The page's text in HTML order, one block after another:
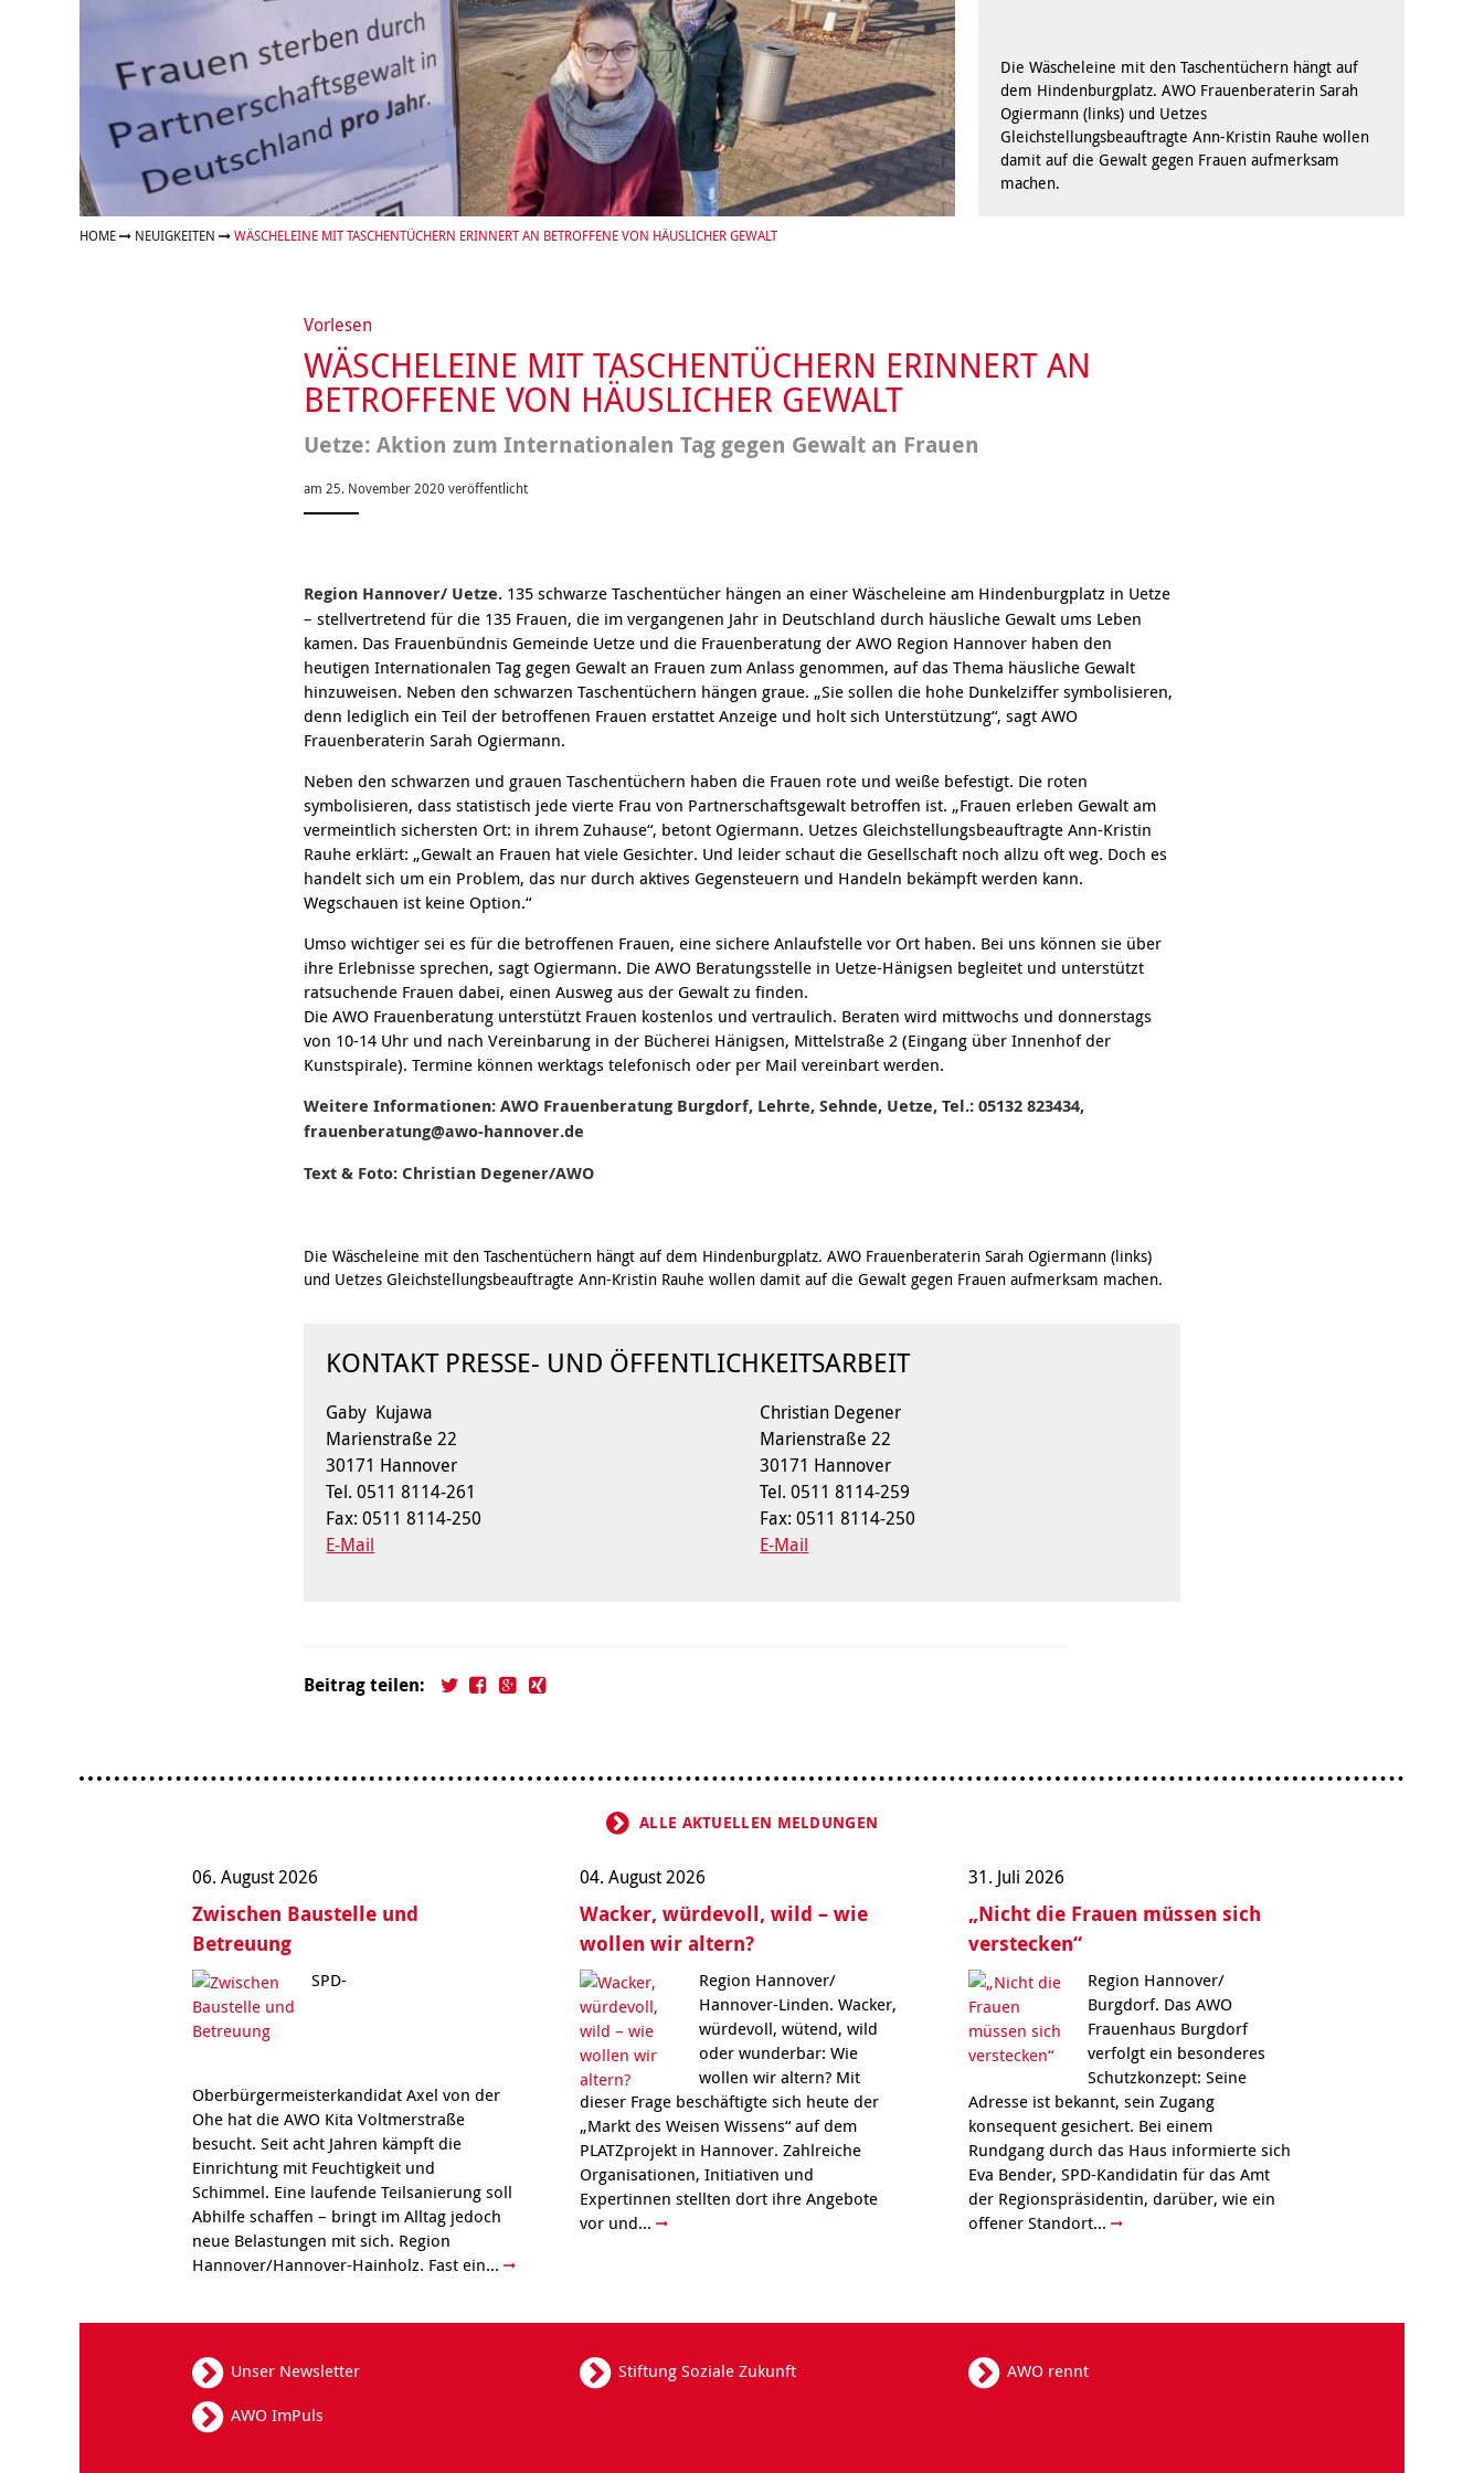
Geschäftsbericht
Schule
Freizeiten
Gesundheit & Sport
Rat & Hilfe
Unser Jugendverband
Weiterbildung
Wohnen
Frauenberatung in
Burgdorf, Lehrte,
Sehnde, Uetze
Beratung für Frauen bei
häuslicher Gewalt
Frauenhaus in der
Region Hannover
Schwangeren- und
Schwangerschafts-
Konfliktberatung
Berufssprachkurse
Kommunikation und
Teilhabe
Angebote
Wohnen & Pflege
Information & Hilfe
Repair Café
Stromsparcheck
Familie
Jugendliche
Ältere Menschen
psychischen
Beeinträchtigungen
Die Wäscheleine mit den Taschentüchern hängt auf
dem Hindenburgplatz. AWO Frauenberaterin Sarah
Ogiermann (links) und Uetzes
Gleichstellungsbeauftragte Ann-Kristin Rauhe wollen
damit auf die Gewalt gegen Frauen aufmerksam
machen.
HOME NEUIGKEITEN WÄSCHELEINE MIT TASCHENTÜCHERN ERINNERT AN BETROFFENE VON HÄUSLICHER GEWALT
Vorlesen
WÄSCHELEINE MIT TASCHENTÜCHERN ERINNERT AN
BETROFFENE VON HÄUSLICHER GEWALT
Uetze: Aktion zum Internationalen Tag gegen Gewalt an Frauen
am 25. November 2020 veröffentlicht
Region Hannover/ Uetze. 135 schwarze Taschentücher hängen an einer Wäscheleine am Hindenburgplatz in Uetze
– stellvertretend für die 135 Frauen, die im vergangenen Jahr in Deutschland durch häusliche Gewalt ums Leben
kamen. Das Frauenbündnis Gemeinde Uetze und die Frauenberatung der AWO Region Hannover haben den
heutigen Internationalen Tag gegen Gewalt an Frauen zum Anlass genommen, auf das Thema häusliche Gewalt
hinzuweisen. Neben den schwarzen Taschentüchern hängen graue. „Sie sollen die hohe Dunkelziffer symbolisieren,
denn lediglich ein Teil der betroffenen Frauen erstattet Anzeige und holt sich Unterstützung“, sagt AWO
Frauenberaterin Sarah Ogiermann.
Neben den schwarzen und grauen Taschentüchern haben die Frauen rote und weiße befestigt. Die roten
symbolisieren, dass statistisch jede vierte Frau von Partnerschaftsgewalt betroffen ist. „Frauen erleben Gewalt am
vermeintlich sichersten Ort: in ihrem Zuhause“, betont Ogiermann. Uetzes Gleichstellungsbeauftragte Ann-Kristin
Rauhe erklärt: „Gewalt an Frauen hat viele Gesichter. Und leider schaut die Gesellschaft noch allzu oft weg. Doch es
handelt sich um ein Problem, das nur durch aktives Gegensteuern und Handeln bekämpft werden kann.
Wegschauen ist keine Option.“
Umso wichtiger sei es für die betroffenen Frauen, eine sichere Anlaufstelle vor Ort haben. Bei uns können sie über
ihre Erlebnisse sprechen, sagt Ogiermann. Die AWO Beratungsstelle in Uetze-Hänigsen begleitet und unterstützt
ratsuchende Frauen dabei, einen Ausweg aus der Gewalt zu finden.
Die AWO Frauenberatung unterstützt Frauen kostenlos und vertraulich. Beraten wird mittwochs und donnerstags
von 10-14 Uhr und nach Vereinbarung in der Bücherei Hänigsen, Mittelstraße 2 (Eingang über Innenhof der
Kunstspirale). Termine können werktags telefonisch oder per Mail vereinbart werden.
Weitere Informationen: AWO Frauenberatung Burgdorf, Lehrte, Sehnde, Uetze, Tel.: 05132 823434,
frauenberatung@awo-hannover.de
Text & Foto: Christian Degener/AWO
Die Wäscheleine mit den Taschentüchern hängt auf dem Hindenburgplatz. AWO Frauenberaterin Sarah Ogiermann (links)
und Uetzes Gleichstellungsbeauftragte Ann-Kristin Rauhe wollen damit auf die Gewalt gegen Frauen aufmerksam machen.
KONTAKT PRESSE- UND ÖFFENTLICHKEITSARBEIT
Gaby Kujawa
Marienstraße 22
30171 Hannover
Tel. 0511 8114-261
Fax: 0511 8114-250
E-Mail
Christian Degener
Marienstraße 22
30171 Hannover
Tel. 0511 8114-259
Fax: 0511 8114-250
E-Mail
Beitrag teilen:
ALLE AKTUELLEN MELDUNGEN
06. August 2026
Zwischen Baustelle und
Betreuung
SPD-
Oberbürgermeisterkandidat Axel von der
Ohe hat die AWO Kita Voltmerstraße
besucht. Seit acht Jahren kämpft die
Einrichtung mit Feuchtigkeit und
Schimmel. Eine laufende Teilsanierung soll
Abhilfe schaffen – bringt im Alltag jedoch
neue Belastungen mit sich. Region
Hannover/Hannover-Hainholz. Fast ein...
04. August 2026
Wacker, würdevoll, wild – wie
wollen wir altern?
Region Hannover/
Hannover-Linden. Wacker,
würdevoll, wütend, wild
oder wunderbar: Wie
wollen wir altern? Mit
dieser Frage beschäftigte sich heute der
„Markt des Weisen Wissens“ auf dem
PLATZprojekt in Hannover. Zahlreiche
Organisationen, Initiativen und
Expertinnen stellten dort ihre Angebote
vor und...
31. Juli 2026
„Nicht die Frauen müssen sich
verstecken“
Region Hannover/
Burgdorf. Das AWO
Frauenhaus Burgdorf
verfolgt ein besonderes
Schutzkonzept: Seine
Adresse ist bekannt, sein Zugang
konsequent gesichert. Bei einem
Rundgang durch das Haus informierte sich
Eva Bender, SPD-Kandidatin für das Amt
der Regionspräsidentin, darüber, wie ein
offener Standort...
Unser Newsletter Stiftung Soziale Zukunft
AWO rennt
AWO ImPuls